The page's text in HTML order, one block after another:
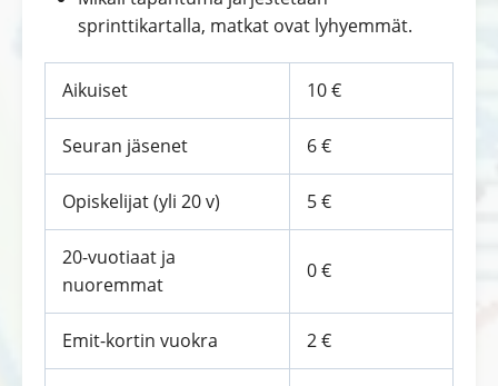
sprinttikartalla, matkat ovat lyhyemmät.
Aikuiset 10 €
Seuran jäsenet 6 €
Opiskelijat (yli 20 v) 5 €
20-vuotiaat ja
nuoremmat
0 €
Emit-kortin vuokra 2 €